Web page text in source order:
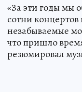
«За эти годы мы
сотни
незабываемые
что пришло
резюмировал